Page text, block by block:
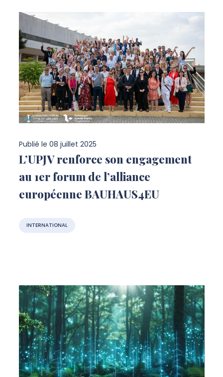
Publié le 08 juillet 2025
L’UPJV renforce son engagement
au 1er forum de l’alliance
européenne BAUHAUS4EU
INTERNATIONAL